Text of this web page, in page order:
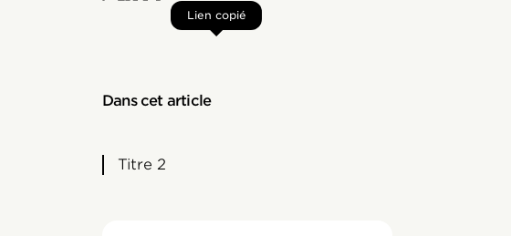
Lien copié
Dans cet article
Titre 2